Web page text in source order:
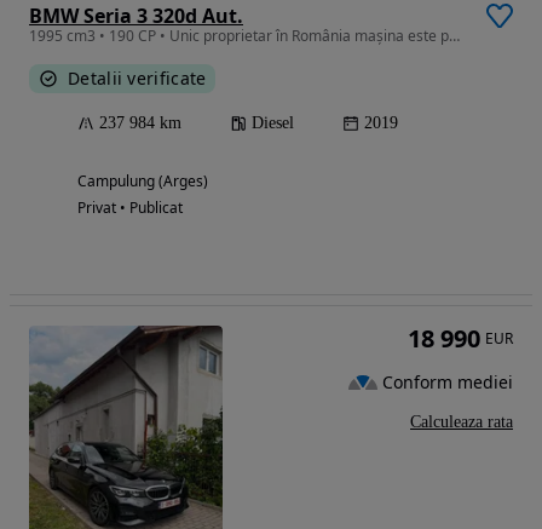
BMW Seria 3 320d Aut.
1995 cm3 • 190 CP • Unic proprietar în România mașina este pe firmă plătitoare de TVA
Detalii verificate
237 984 km Diesel 2019
Campulung (Arges)
Privat • Publicat
18 990 EUR
Conform mediei
Calculeaza rata